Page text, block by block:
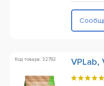
Код товара: 32792 VPLab,